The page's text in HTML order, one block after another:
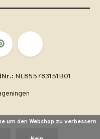
NL855783151B01
um den Webshop zu verbessern.